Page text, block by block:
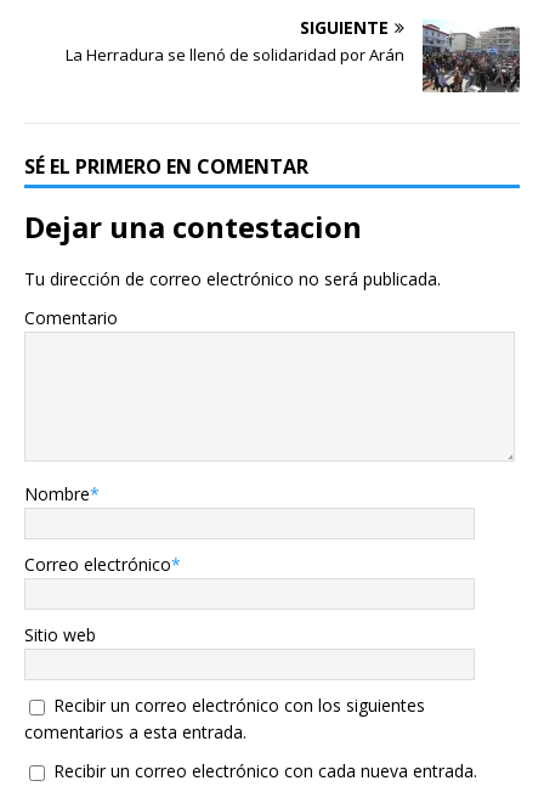
SIGUIENTE
La Herradura se llenó de solidaridad por Arán
SÉ EL PRIMERO EN COMENTAR
Dejar una contestacion
Tu dirección de correo electrónico no será publicada.
Comentario
Nombre*
Correo electrónico*
Sitio web
Recibir un correo electrónico con los siguientes
comentarios a esta entrada.
Recibir un correo electrónico con cada nueva entrada.